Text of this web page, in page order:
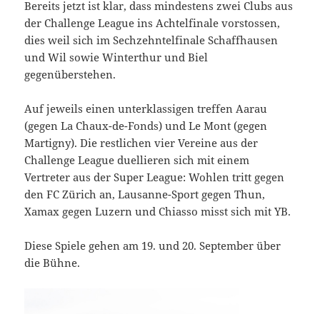
Bereits jetzt ist klar, dass mindestens zwei Clubs aus
der Challenge League ins Achtelfinale vorstossen,
dies weil sich im Sechzehntelfinale Schaffhausen
und Wil sowie Winterthur und Biel
gegenüberstehen.
Auf jeweils einen unterklassigen treffen Aarau
(gegen La Chaux-de-Fonds) und Le Mont (gegen
Martigny). Die restlichen vier Vereine aus der
Challenge League duellieren sich mit einem
Vertreter aus der Super League: Wohlen tritt gegen
den FC Zürich an, Lausanne-Sport gegen Thun,
Xamax gegen Luzern und Chiasso misst sich mit YB.
Diese Spiele gehen am 19. und 20. September über
die Bühne.